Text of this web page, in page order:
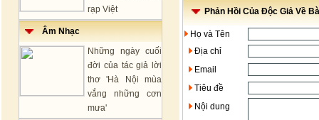
rạp Việt
Âm Nhạc
Những ngày cuối
đời của tác giả lời
thơ 'Hà Nội mùa
vắng những cơn
mưa'
Phản Hồi Của Độc Giả Về
Họ và Tên
Địa chỉ
Email
Tiêu đề
Nội dung